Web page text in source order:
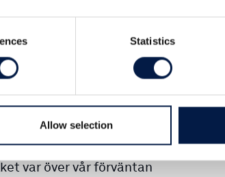
Statistics
Allow selection
till 66 procent.
var över vår förväntan